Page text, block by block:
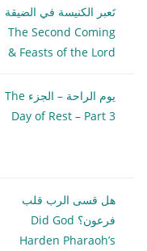
تَعبر الكنيسة في الضيقة
The Second Coming
& Feasts of the Lord
يوم الراحة – الجزء The
Day of Rest – Part 3
هل قسى الرب قلب
فرعون؟ Did God
Harden Pharaoh’s